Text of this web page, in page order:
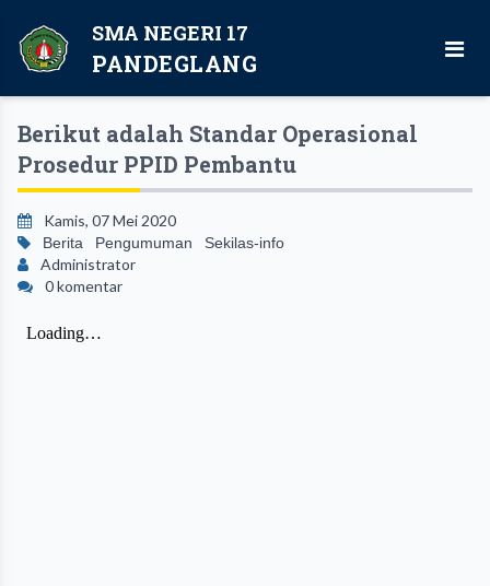
SMA NEGERI 17
PANDEGLANG
Berikut adalah Standar Operasional
Prosedur PPID Pembantu
Kamis, 07 Mei 2020
Berita Pengumuman Sekilas-info
Administrator
0 komentar